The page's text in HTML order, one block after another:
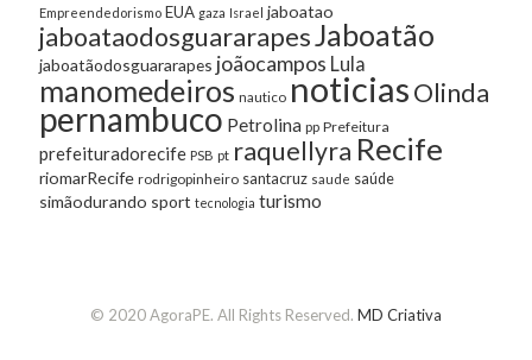
Empreendedorismo EUA gaza Israel jaboatao
jaboataodosguararapesJaboatão
jaboatãodosguararapes joãocampos Lula
manomedeiros nautico noticiasOlinda
pernambuco Petrolina pp Prefeitura
prefeituradorecife PSB pt raquellyra Recife
riomarRecife rodrigopinheiro santacruz saude saúde
simãodurando sport tecnologia turismo
© 2020 AgoraPE. All Rights Reserved. MD Criativa